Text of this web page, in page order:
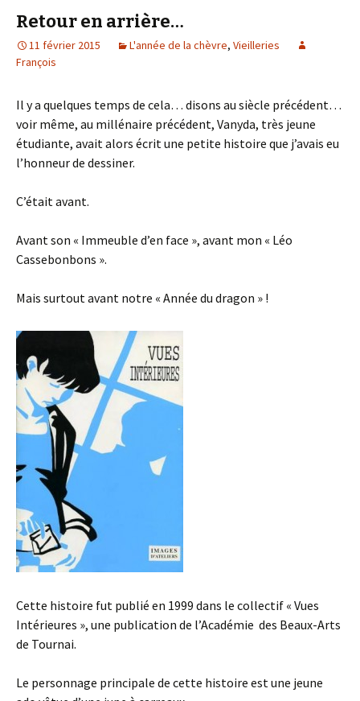
Retour en arrière…
11 février 2015 L'année de la chèvre, Vieilleries
François
Il y a quelques temps de cela… disons au siècle précédent…
voir même, au millénaire précédent, Vanyda, très jeune
étudiante, avait alors écrit une petite histoire que j’avais eu
l’honneur de dessiner.
C’était avant.
Avant son « Immeuble d’en face », avant mon « Léo
Cassebonbons ».
Mais surtout avant notre « Année du dragon » !
Cette histoire fut publié en 1999 dans le collectif « Vues
Intérieures », une publication de l’Académie des Beaux-Arts
de Tournai.
Le personnage principale de cette histoire est une jeune